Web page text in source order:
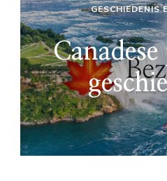
GESCHIEDENIS